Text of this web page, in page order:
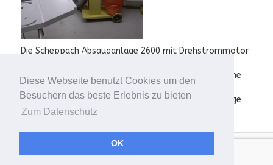
Diese Webseite benutzt Cookies um den
Besuchern das beste Erlebnis zu bieten
Zum Datenschutz
OK
Die Scheppach Absauganlage 2600 mit Drehstrommotor
reicht auch noch beim Fräsen und Hobeln. Die Maschine
habe ich gebraucht bekommen
von meinem Holzhändler, für dessen SCM-Formatsäge
die Anlage zu klein war.